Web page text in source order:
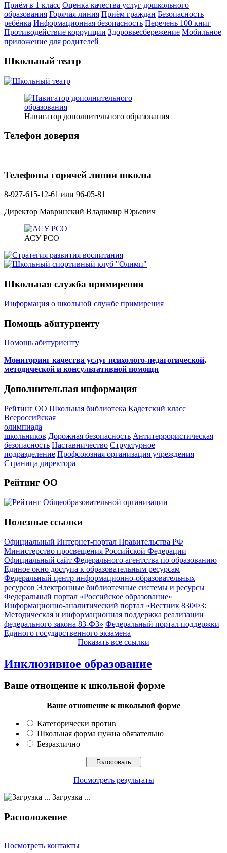
Приём в 1 класс Оценка качества услуг дошкольного
образования Горячая линия Приём граждан Безопасность
ребёнка Информационная безопасность Перечень 100 книг
Противодействие коррупции Здоровьесбережение Мобильное
приложение для родителей
Школьный театр
Навигатор дополнительного образования
Телефон доверия
Телефоны горячей линии школы
8-927-615-12-61 или 96-05-81
Директор Мавринский Владимир Юрьевич
АСУ РСО
Школьная служба примирения
Информация о школьной службе примирения
Помощь абитуриенту
Помощь абитуриенту
Мониторинг качества услуг психолого-педагогической,
методической и консультативной помощи
Дополнительная информация
Рейтинг ОО Школьная библиотека Кадетский класс
Всероссийская
олимпиада
школьников Дорожная безопасность Антитеррористическая
безопасность Наставничество Структурное
подразделение Профсоюзная организация учреждения
Страница директора
Рейтинг ОО
Полезные ссылки
Официальный Интернет-портал Правительства РФ
Министерство просвещения Российской Федерации
Официальный сайт Федерального агентства по образованию
Единое окно доступа к образовательным ресурсам
Федеральный центр информационно-образовательных
ресурсов Электронные библиотечные системы и ресурсы
Федеральный портал «Российское образование»
Информационно-аналитический портал «Вестник 830ФЗ:
Методическая и информационная поддержка реализации
федерального закона 83-ФЗ» Федеральный портал поддержки
Единого государственного экзамена
Показать все ссылки
Инклюзивное образование
Ваше отнощение к школьной форме
Ваше отношение к школьной форме
Категорически против
Школьная форма нужна обязательно
Безразлично
Посмотреть результаты
Загрузка ...
Расположение
Посмотреть контакты